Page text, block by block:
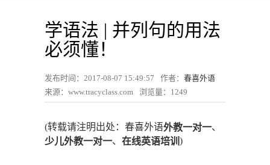
学语法 | 并列句的用法
必须懂！
发布时间：2017-08-07 15:49:57 作者： 春喜外语
来源：www.tracyclass.com
浏览量： 1249
(转载请注明出处：春喜外语外教一对一、
少儿外教一对一、 在线英语培训 )